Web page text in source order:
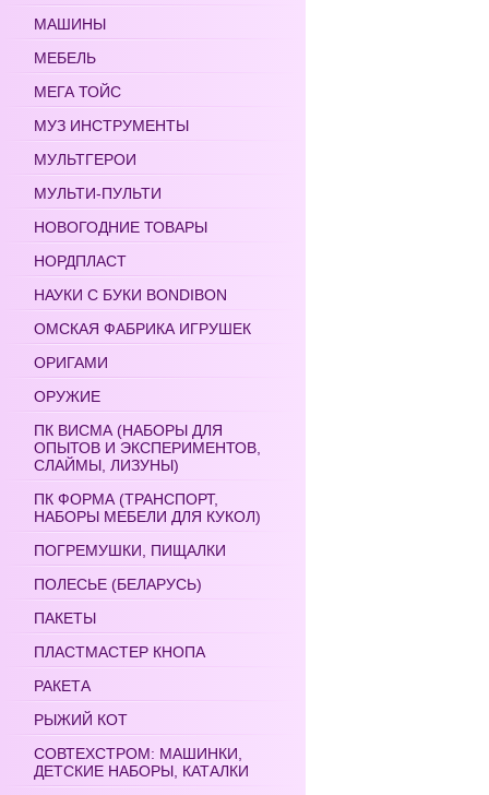
МАШИНЫ
МЕБЕЛЬ
МЕГА ТОЙС
МУЗ ИНСТРУМЕНТЫ
МУЛЬТГЕРОИ
МУЛЬТИ-ПУЛЬТИ
НОВОГОДНИЕ ТОВАРЫ
НОРДПЛАСТ
НАУКИ С БУКИ BONDIBON
ОМСКАЯ ФАБРИКА ИГРУШЕК
ОРИГАМИ
ОРУЖИЕ
ПК ВИСМА (НАБОРЫ ДЛЯ
ОПЫТОВ И ЭКСПЕРИМЕНТОВ,
СЛАЙМЫ, ЛИЗУНЫ)
ПК ФОРМА (ТРАНСПОРТ,
НАБОРЫ МЕБЕЛИ ДЛЯ КУКОЛ)
ПОГРЕМУШКИ, ПИЩАЛКИ
ПОЛЕСЬЕ (БЕЛАРУСЬ)
ПАКЕТЫ
ПЛАСТМАСТЕР КНОПА
РАКЕТА
РЫЖИЙ КОТ
СОВТЕХСТРОМ: МАШИНКИ,
ДЕТСКИЕ НАБОРЫ, КАТАЛКИ